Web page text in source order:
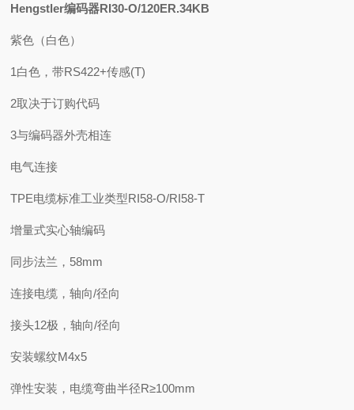
Hengstler编码器RI30-O/120ER.34KB
紫色（白色）
1白色，带RS422+传感(T)
2取决于订购代码
3与编码器外壳相连
电气连接
TPE电缆标准工业类型RI58-O/RI58-T
增量式实心轴编码
同步法兰，58mm
连接电缆，轴向/径向
接头12极，轴向/径向
安装螺纹M4x5
弹性安装，电缆弯曲半径R≥100mm